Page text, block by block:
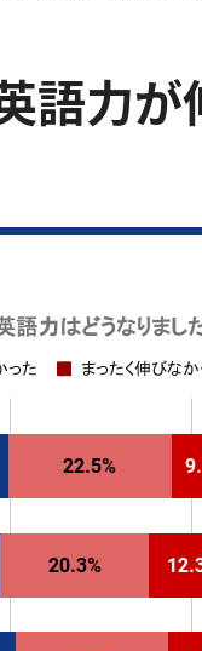
語力